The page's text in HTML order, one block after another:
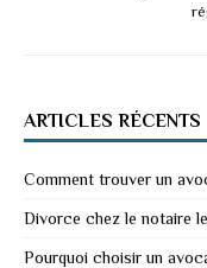
ARTICLES RÉCENTS
Comment trouver un
Divorce chez le notaire
Pourquoi choisir un